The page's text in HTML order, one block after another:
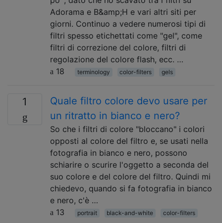
Adorama e B&amp;H e vari altri siti per
giorni. Continuo a vedere numerosi tipi di
filtri spesso etichettati come "gel", come
filtri di correzione del colore, filtri di
regolazione del colore flash, ecc. …
18
terminology color-filters gels
1
Quale filtro colore devo usare per
un ritratto in bianco e nero?
So che i filtri di colore "bloccano" i colori
opposti al colore del filtro e, se usati nella
fotografia in bianco e nero, possono
schiarire o scurire l'oggetto a seconda del
suo colore e del colore del filtro. Quindi mi
chiedevo, quando si fa fotografia in bianco
e nero, c'è …
13
portrait black-and-white color-filters